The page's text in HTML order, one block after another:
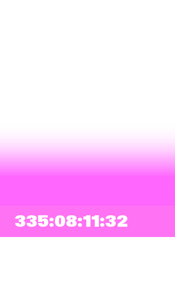
335:08:11:31